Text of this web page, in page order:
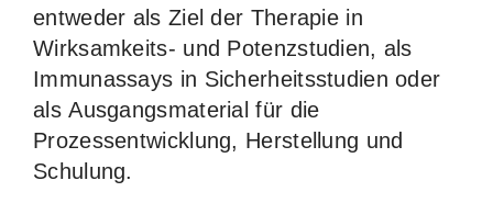
entweder als Ziel der Therapie in
Wirksamkeits- und Potenzstudien, als
Immunassays in Sicherheitsstudien oder
als Ausgangsmaterial für die
Prozessentwicklung, Herstellung und
Schulung.